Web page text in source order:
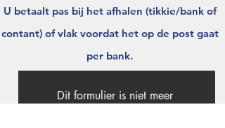
U betaalt pas bij het afhalen (tikkie/bank of
contant) of vlak voordat het op de post gaat
per bank.
Dit formulier is niet meer